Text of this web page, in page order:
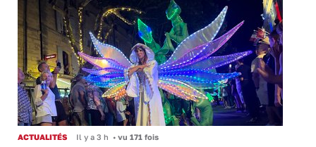
ACTUALITÉS Il y a 3 h • vu 171 fois